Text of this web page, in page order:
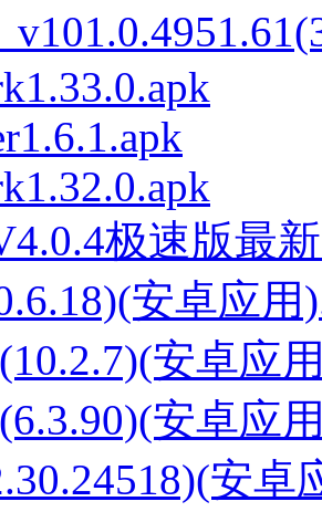
极速版最
安卓应用
安卓应
安卓应
安卓